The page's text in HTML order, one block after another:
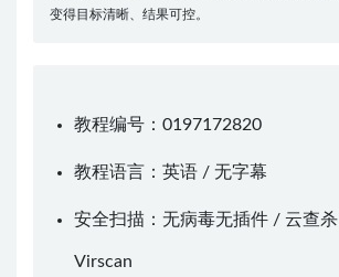
变得目标清晰、结果可控。
教程编号：0197172820
教程语言：英语 / 无字幕
安全扫描：无病毒无插件 / 云查杀
Virscan